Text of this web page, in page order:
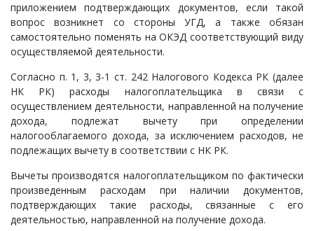
приложением подтверждающих документов, если такой
вопрос возникнет со стороны УГД, а также обязан
самостоятельно поменять на ОКЭД соответствующий виду
осуществляемой деятельности.
Согласно п. 1, 3, 3-1 ст. 242 Налогового Кодекса РК (далее
НК РК) расходы налогоплательщика в связи с
осуществлением деятельности, направленной на получение
дохода, подлежат вычету при определении
налогооблагаемого дохода, за исключением расходов, не
подлежащих вычету в соответствии с НК РК.
Вычеты производятся налогоплательщиком по фактически
произведенным расходам при наличии документов,
подтверждающих такие расходы, связанные с его
деятельностью, направленной на получение дохода.